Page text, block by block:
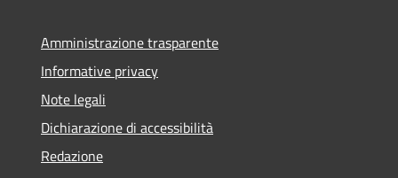
Amministrazione trasparente
Informative privacy
Note legali
Dichiarazione di accessibilità
Redazione